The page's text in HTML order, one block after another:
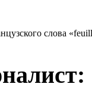
слова